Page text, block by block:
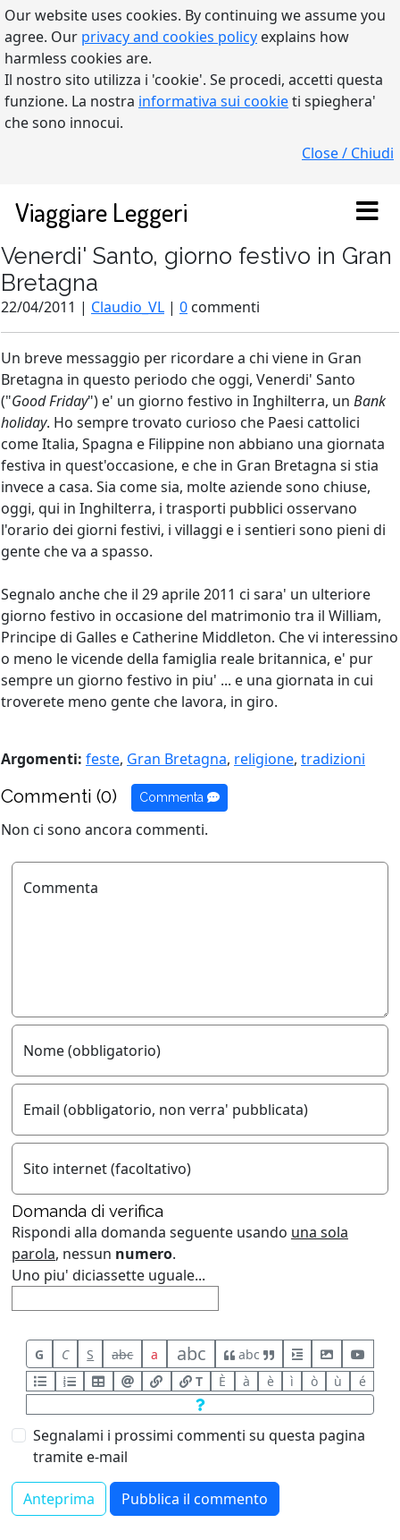
Our website uses cookies. By continuing we assume you
agree. Our privacy and cookies policy explains how
harmless cookies are.
Il nostro sito utilizza i 'cookie'. Se procedi, accetti questa
funzione. La nostra informativa sui cookieti spieghera'
che sono innocui.
Close / Chiudi
Viaggiare Leggeri
Venerdi' Santo, giorno festivo in Gran
Bretagna
22/04/2011 | Claudio_VL | 0 commenti
Un breve messaggio per ricordare a chi viene in Gran
Bretagna in questo periodo che oggi, Venerdi' Santo
("Good Friday") e' un giorno festivo in Inghilterra, un Bank
holiday. Ho sempre trovato curioso che Paesi cattolici
come Italia, Spagna e Filippine non abbiano una giornata
festiva in quest'occasione, e che in Gran Bretagna si stia
invece a casa. Sia come sia, molte aziende sono chiuse,
oggi, qui in Inghilterra, i trasporti pubblici osservano
l'orario dei giorni festivi, i villaggi e i sentieri sono pieni di
gente che va a spasso.
Segnalo anche che il 29 aprile 2011 ci sara' un ulteriore
giorno festivo in occasione del matrimonio tra il William,
Principe di Galles e Catherine Middleton. Che vi interessino
o meno le vicende della famiglia reale britannica, e' pur
sempre un giorno festivo in piu' ... e una giornata in cui
troverete meno gente che lavora, in giro.
Argomenti: feste, Gran Bretagna, religione, tradizioni
Commenti (0) Commenta
Non ci sono ancora commenti.
Commenta
Nome (obbligatorio)
Email (obbligatorio, non verra' pubblicata)
Sito internet (facoltativo)
Domanda di verifica
Rispondi alla domanda seguente usando una sola
parola, nessun numero.
Uno piu' diciassette uguale...
G C S abc a abc
abc
T
È à è ì ò ù é
Segnalami i prossimi commenti su questa pagina
tramite e-mail